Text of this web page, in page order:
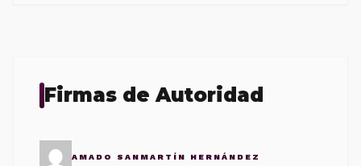
Firmas de Autoridad
AMADO SANMARTÍN HERNÁNDEZ